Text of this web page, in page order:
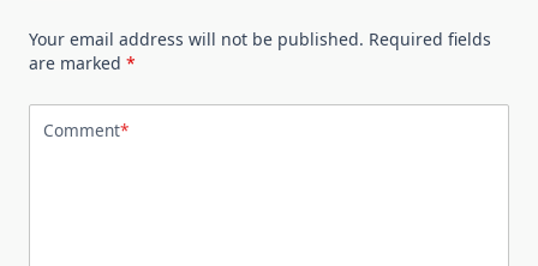
Your email address will not be published. Required fields
are marked *
Comment*